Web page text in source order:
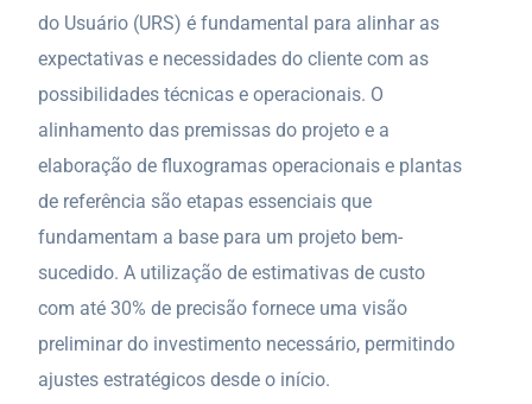
do Usuário (URS) é fundamental para alinhar as
expectativas e necessidades do cliente com as
possibilidades técnicas e operacionais. O
alinhamento das premissas do projeto e a
elaboração de fluxogramas operacionais e plantas
de referência são etapas essenciais que
fundamentam a base para um projeto bem-
sucedido. A utilização de estimativas de custo
com até 30% de precisão fornece uma visão
preliminar do investimento necessário, permitindo
ajustes estratégicos desde o início.